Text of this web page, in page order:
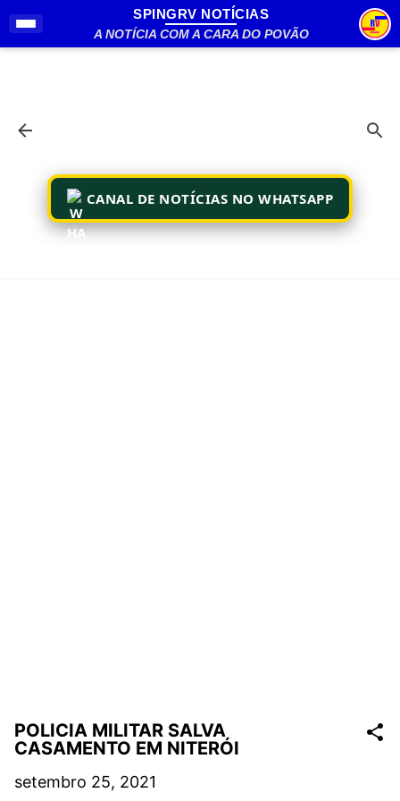
Pular para o conteúdo principal
SPINGRV NOTÍCIAS
A NOTÍCIA COM A CARA DO POVÃO
CANAL DE NOTÍCIAS NO WHATSAPP
POLICIA MILITAR SALVA
CASAMENTO EM NITERÓI
setembro 25, 2021